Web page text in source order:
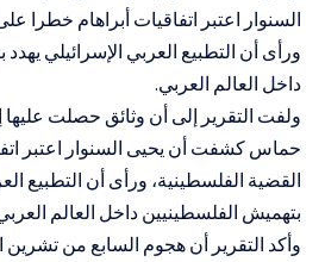
السنوار اعتبر اتفاقيات أبراهام خطرا
ورأى أن التطبيع العربي الإسرائيلي
داخل العالم العربي.
ولفت التقرير إلى أن وثائق حصلت
حماس كشفت أن يحيى السنوار اعتبر
القضية الفلسطينية، ورأى أن التطبيع
بتهميش الفلسطينيين داخل العالم